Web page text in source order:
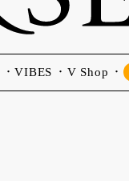
VIBES V Shop